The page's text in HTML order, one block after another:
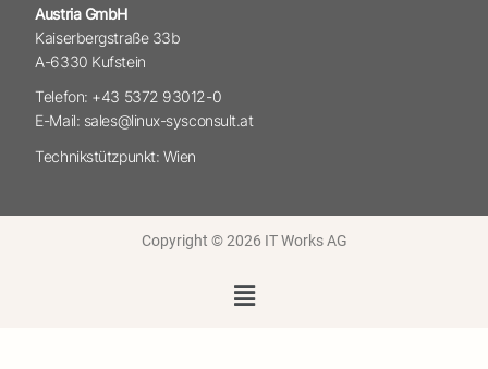
Austria GmbH
Kaiserbergstraße 33b
A-6330 Kufstein
Telefon: +43 5372 93012-0
E-Mail: sales@linux-sysconsult.at
Technikstützpunkt: Wien
Copyright © 2026 IT Works AG
Menü